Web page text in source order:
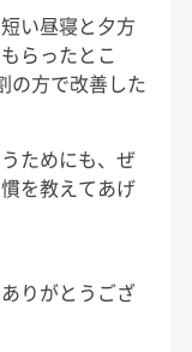
い昼寝と夕方
らったとこ
の方で改善した
ためにも、ぜ
を教えてあげ
りがとうござ